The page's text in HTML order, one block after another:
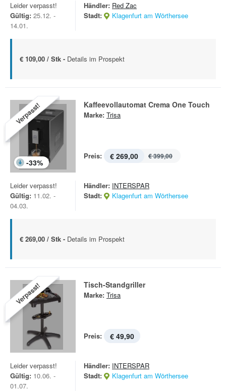
Leider verpasst!
Gültig: 25.12. -
14.01.
Händler: Red Zac
Stadt:
Klagenfurt am Wörthersee
€ 109,00 / Stk - Details im Prospekt
Verpasst!
-33%
Kaffeevollautomat Crema One Touch
Marke: Trisa
Preis: € 269,00 € 399,00
Leider verpasst!
Gültig: 11.02. -
04.03.
Händler: INTERSPAR
Stadt:
Klagenfurt am Wörthersee
€ 269,00 / Stk - Details im Prospekt
Verpasst! Tisch-Standgriller
Marke: Trisa
Preis: € 49,90
Leider verpasst!
Gültig: 10.06. -
01.07.
Händler: INTERSPAR
Stadt:
Klagenfurt am Wörthersee